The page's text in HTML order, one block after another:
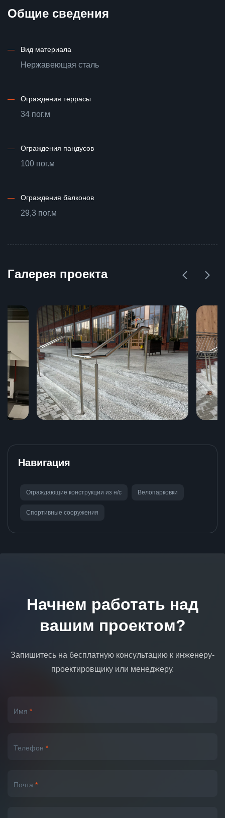
Общие сведения
— Вид материала
Нержавеющая сталь
— Ограждения террасы
34 пог.м
— Ограждения пандусов
100 пог.м
— Ограждения балконов
29,3 пог.м
Галерея проекта
Навигация
Ограждающие конструкции из н/с Велопарковки
Спортивные сооружения
Начнем работать над
вашим проектом?
Запишитесь на бесплатную консультацию к инженеру-
проектировщику или менеджеру.
Имя *
Телефон *
Почта *